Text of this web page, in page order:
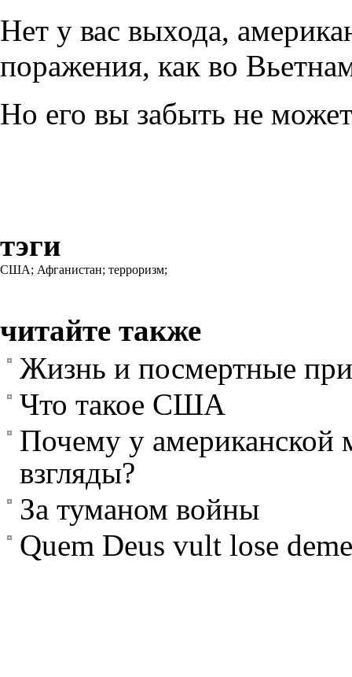
Нет у вас выхода,
поражения, как во
Но его вы забыть не
тэги
США; Афганистан; терроризм;
читайте также
Жизнь и посмертные
Что такое США
Почему у американской
взгляды?
За туманом войны
Quem Deus vult lose